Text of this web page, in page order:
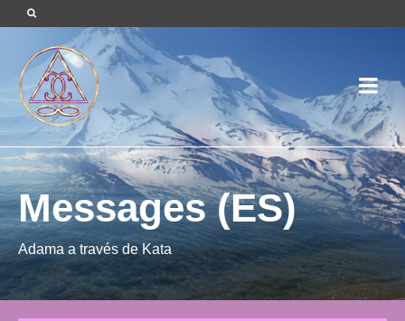
Messages (ES)
Adama a través de Kata